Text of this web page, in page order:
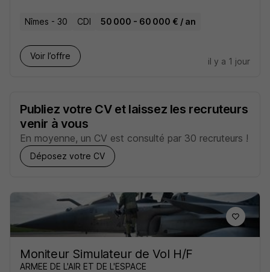
Nîmes - 30 CDI 50 000 - 60 000 € / an
Voir l’offre
il y a 1 jour
Publiez votre CV et laissez les recruteurs
venir à vous
En moyenne, un CV est consulté par 30 recruteurs !
Déposez votre CV
Moniteur Simulateur de Vol H/F
ARMEE DE L'AIR ET DE L'ESPACE